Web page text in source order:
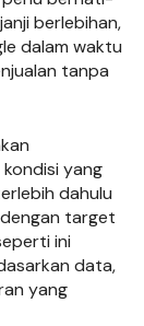
berlebihan,
dalam waktu
tanpa
yang
dahulu
target
ini
data,
yang